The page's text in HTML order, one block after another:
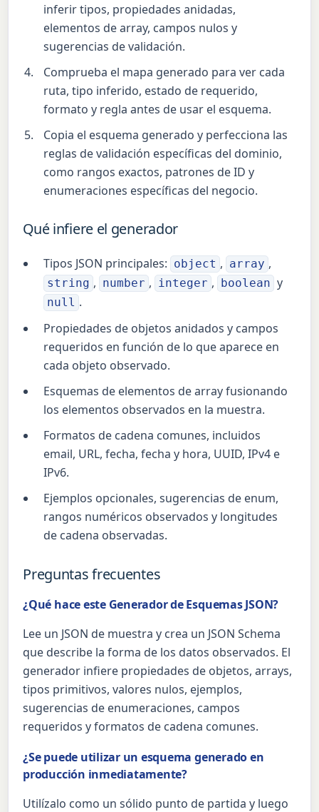
inferir tipos, propiedades anidadas,
elementos de array, campos nulos y
sugerencias de validación.
Comprueba el mapa generado para ver cada
ruta, tipo inferido, estado de requerido,
formato y regla antes de usar el esquema.
Copia el esquema generado y perfecciona las
reglas de validación específicas del dominio,
como rangos exactos, patrones de ID y
enumeraciones específicas del negocio.
Qué infiere el generador
Tipos JSON principales: object , array ,
string , number , integer , boolean y
null .
Propiedades de objetos anidados y campos
requeridos en función de lo que aparece en
cada objeto observado.
Esquemas de elementos de array fusionando
los elementos observados en la muestra.
Formatos de cadena comunes, incluidos
email, URL, fecha, fecha y hora, UUID, IPv4 e
IPv6.
Ejemplos opcionales, sugerencias de enum,
rangos numéricos observados y longitudes
de cadena observadas.
Preguntas frecuentes
¿Qué hace este Generador de Esquemas JSON?
Lee un JSON de muestra y crea un JSON Schema
que describe la forma de los datos observados. El
generador infiere propiedades de objetos, arrays,
tipos primitivos, valores nulos, ejemplos,
sugerencias de enumeraciones, campos
requeridos y formatos de cadena comunes.
¿Se puede utilizar un esquema generado en
producción inmediatamente?
Utilízalo como un sólido punto de partida y luego